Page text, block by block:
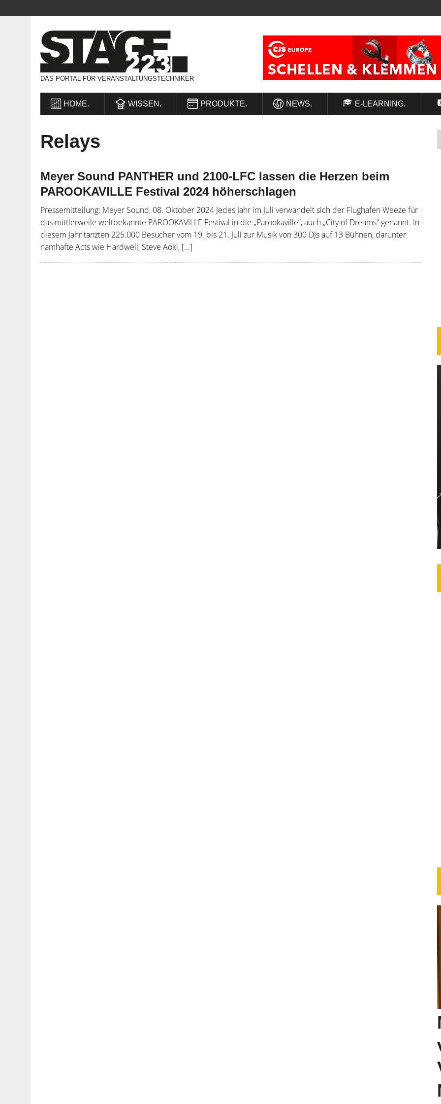
DAS PORTAL FÜR VERANSTALTUNGSTECHNIKER
HOME. WISSEN. PRODUKTE. NEWS. E-LEARNING.
Relays
Meyer Sound PANTHER und 2100-LFC lassen die Herzen beim
PAROOKAVILLE Festival 2024 höherschlagen
Pressemitteilung: Meyer Sound, 08. Oktober 2024 Jedes Jahr im Juli verwandelt sich der Flughafen Weeze für
das mittlerweile weltbekannte PAROOKAVILLE Festival in die „Parookaville“, auch „City of Dreams“ genannt. In
diesem Jahr tanzten 225.000 Besucher vom 19. bis 21. Juli zur Musik von 300 DJs auf 13 Bühnen, darunter
namhafte Acts wie Hardwell, Steve Aoki, [...]